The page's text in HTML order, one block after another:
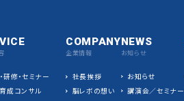
研修・セミナー
成コンサル
COMPANY
企業情報
社長挨拶
脳レボの想い
NEWS
お知らせ
お知らせ
講演会／セミナー